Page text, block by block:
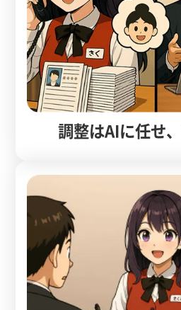
調整はAIに任せ